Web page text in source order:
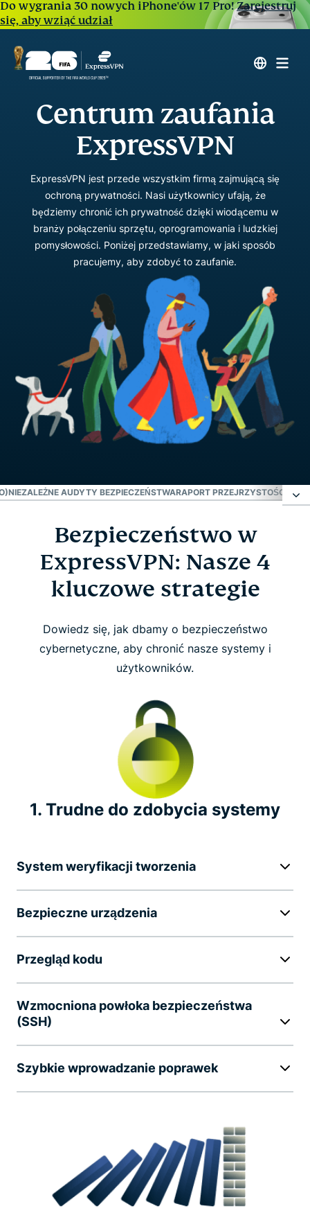
Do wygrania 30 nowych iPhone'ów 17 Pro!Zarejestruj
się, aby wziąć udział
Centrum zaufania
ExpressVPN
ExpressVPN jest przede wszystkim firmą zajmującą się
ochroną prywatności. Nasi użytkownicy ufają, że
będziemy chronić ich prywatność dzięki wiodącemu w
branży połączeniu sprzętu, oprogramowania i ludzkiej
pomysłowości. Poniżej przedstawiamy, w jaki sposób
pracujemy, aby zdobyć to zaufanie.
NIEZALEŻNE AUDYTY BEZPIECZEŃSTWARAPORT PRZEJRZYSTOŚCI
Bezpieczeństwo w ExpressVPN: Nasze 4
kluczowe strategie
Innowacja
Zarządzanie operacyjne (ISO)
Niezależne audyty bezpieczeństwa
Wiodąca pozycja w branży
prywatności
Bezpieczeństwo w
ExpressVPN: Nasze 4
kluczowe strategie
Dowiedz się, jak dbamy o bezpieczeństwo
cybernetyczne, aby chronić nasze systemy i
użytkowników.
1. Trudne do zdobycia systemy
System weryfikacji tworzenia
Bezpieczne urządzenia
Przegląd kodu
Wzmocniona powłoka bezpieczeństwa
(SSH)
Szybkie wprowadzanie poprawek